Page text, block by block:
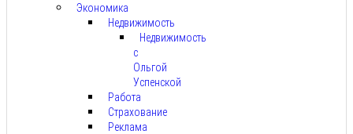
Экономика
Недвижимость
Недвижимость
с
Ольгой
Успенской
Работа
Страхование
Реклама